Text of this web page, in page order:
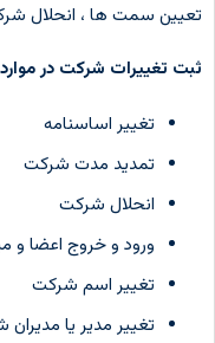
تعیین سمت ها ، انحلال
ثبت تغییرات شرکت در
تغییر اساسنامه
تمدید مدت شرکت
انحلال شرکت
ورود و خروج اعضا و
تغییر اسم شرکت
تغییر مدیر یا